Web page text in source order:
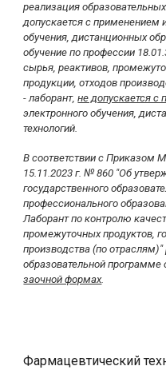
реализация
допускается с применением
обучения, дистанционных
обучение по профессии
сырья, реактивов,
продукции, отходов
- лаборант,не допускается
электронного обучения,
технологий.
В соответствии с Приказом
15.11.2023 г. № 860 "Об
государственного
профессионального
Лаборант по контролю
промежуточных продуктов,
производства (по
образовательной программе
заочной формах.
Фармацевтический